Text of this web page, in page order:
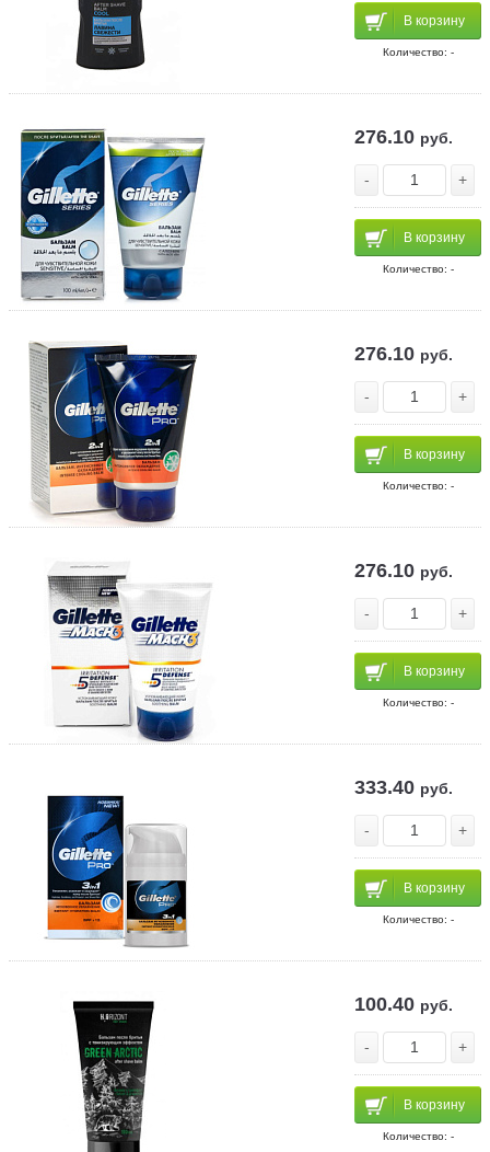
В корзину
Количество: -
276.10 руб.
- +
В корзину
Количество: -
276.10 руб.
- +
В корзину
Количество: -
276.10 руб.
- +
В корзину
Количество: -
333.40 руб.
- +
В корзину
Количество: -
100.40 руб.
- +
В корзину
Количество: -